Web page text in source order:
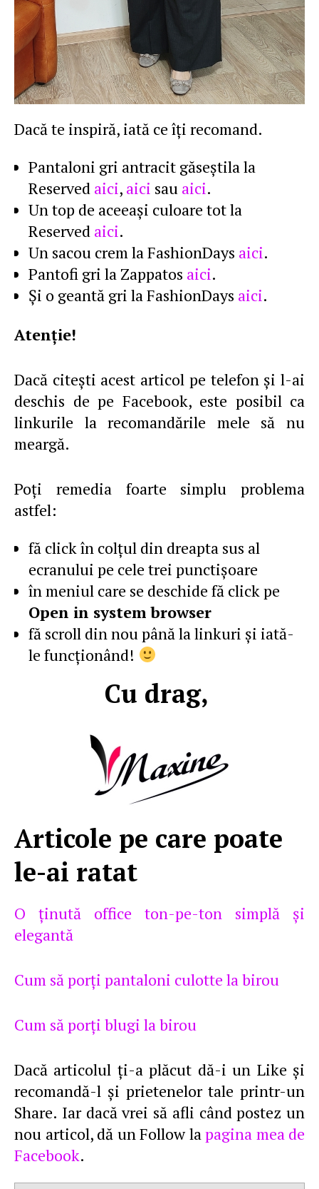
Dacă te inspiră, iată ce îţi recomand.
Pantaloni gri antracit găseştila la
Reserved aici, aici sau aici.
Un top de aceeaşi culoare tot la
Reserved aici.
Un sacou crem la FashionDays aici.
Pantofi gri la Zappatos aici.
Şi o geantă gri la FashionDays aici.
Atenţie!
Dacă citeşti acest articol pe telefon şi l-ai
deschis de pe Facebook, este posibil ca
linkurile la recomandările mele să nu
meargă.
Poţi remedia foarte simplu problema
astfel:
fă click în colţul din dreapta sus al
ecranului pe cele trei punctişoare
în meniul care se deschide fă click pe
Open in system browser
fă scroll din nou până la linkuri şi iată-
le funcţionând!
Cu drag,
Articole pe care poate
le-ai ratat
O ţinută office ton-pe-ton simplă şi
elegantă
Cum să porţi pantaloni culotte la birou
Cum să porţi blugi la birou
Dacă articolul ţi-a plăcut dă-i un Like şi
recomandă-l şi prietenelor tale printr-un
Share. Iar dacă vrei să afli când postez un
nou articol, dă un Follow lapagina mea de
Facebook.